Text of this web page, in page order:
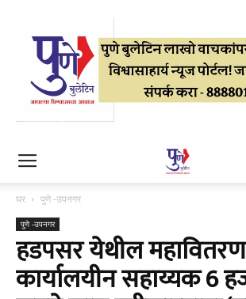
घर पुणे -उपनगर
पुणे -उपनगर
हडपसर येथील
कार्यालयीन सहाय्यक 6